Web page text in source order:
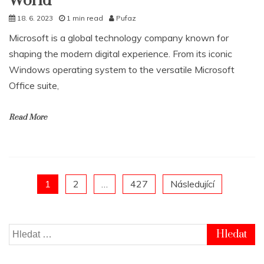
18. 6. 2023 1 min read Pufaz
Microsoft is a global technology company known for
shaping the modern digital experience. From its iconic
Windows operating system to the versatile Microsoft
Office suite,
Read More
Posts
pagination
1 2 427 Následující
Vyhledávání